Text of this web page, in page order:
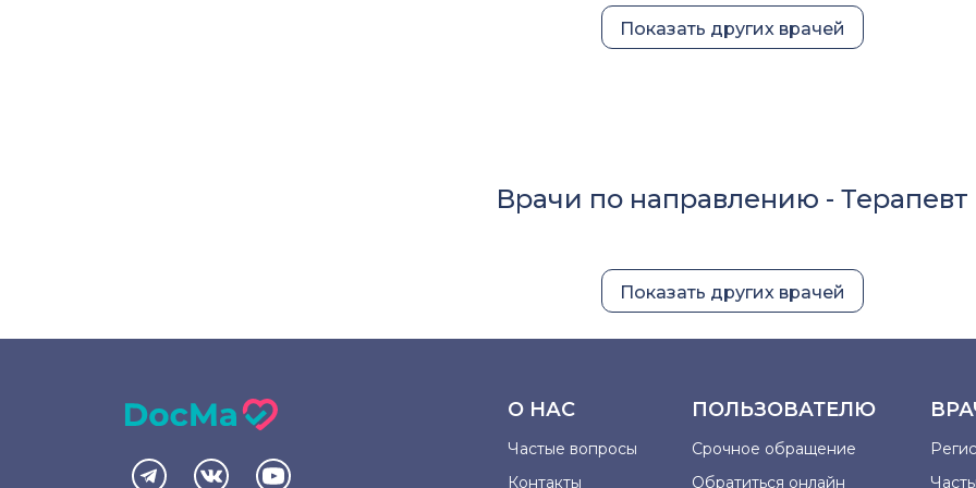
Показать других врачей
Врачи по направлению - Терапевт
Показать других врачей
О НАС
Частые вопросы
Контакты
ПОЛЬЗОВАТЕЛЮ
Срочное обращение
Обратиться онлайн